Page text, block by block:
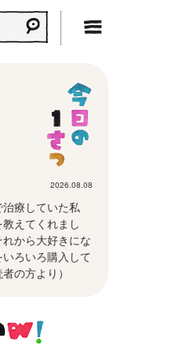
2026.08.08
療していた私
えてくれまし
から大好きにな
ろいろ購入して
の方より）